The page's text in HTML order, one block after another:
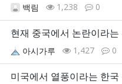
백림 1,238 0
현재 중국에서 논란이라
아시가루 1,427 0
미국에서 열풍이라는 한국